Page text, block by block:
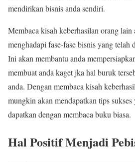
mendirikan bisnis anda sendiri.
Membaca kisah keberhasilan orang lain
menghadapi fase-fase bisnis yang telah
Ini akan membantu anda
membuat anda kaget jka hal buruk
anda. Dengan membaca kisah
mungkin akan mendapatkan tips
dapatkan dengan membaca buku biasa.
Hal Positif Menjadi